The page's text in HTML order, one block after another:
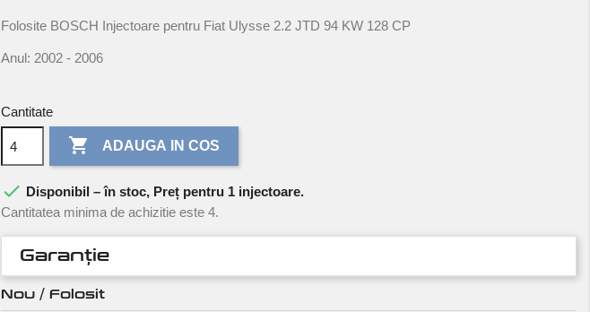
Folosite BOSCH Injectoare pentru Fiat Ulysse 2.2 JTD 94 KW 128 CP
Anul: 2002 - 2006
Cantitate
 ADAUGA IN COS
 Disponibil – în stoc, Preț pentru 1 injectoare.
Cantitatea minima de achizitie este 4.
Garanție
Nou / Folosit